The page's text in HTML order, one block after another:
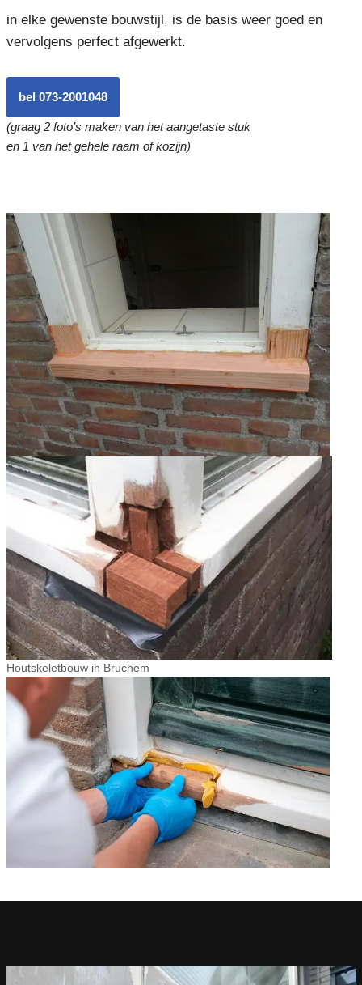
in elke gewenste bouwstijl, is de basis weer goed en
vervolgens perfect afgewerkt.
bel 073-2001048
(graag 2 foto’s maken van het aangetaste stuk
en 1 van het gehele raam of kozijn)
Houtskeletbouw in Bruchem